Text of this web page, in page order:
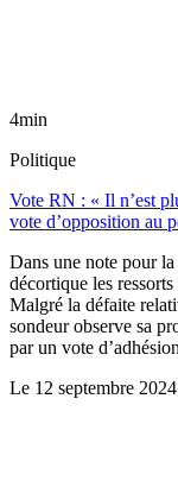
4min
Politique
Vote RN : « Il n’est
vote d’opposition au
Dans une note pour
décortique les
Malgré la défaite
sondeur observe sa
par un vote
Le 12 septembre 2024